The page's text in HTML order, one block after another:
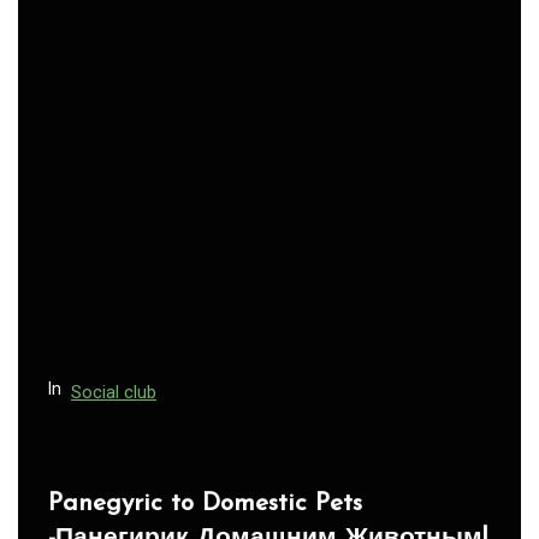
In Social club
Panegyric to Domestic Pets